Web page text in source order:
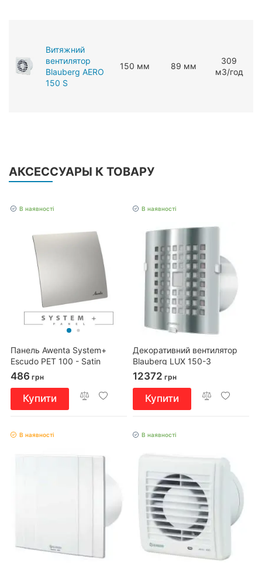
Витяжний
вентилятор
Blauberg AERO
150 S
150 мм 89 мм
309
мЗ/год
АКСЕССУАРЫ К ТОВАРУ
В наявності
Панель Awenta System+
Escudo PET 100 - Satin
486 грн
Купити
В наявності
Декоративний вентилятор
Blauberg LUX 150-3
12372 грн
Купити
В наявності В наявності